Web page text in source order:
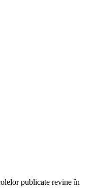
publicate revine în